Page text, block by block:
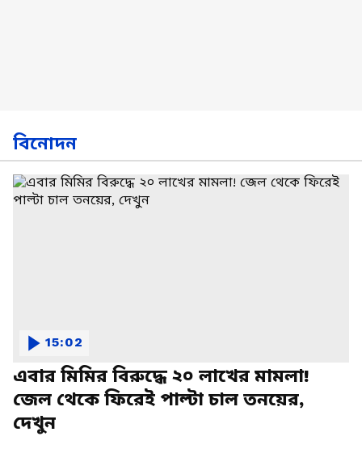
বিনোদন
এবার মিমির বিরুদ্ধে ২০ লাখের মামলা!
জেল থেকে ফিরেই পাল্টা চাল তনয়ের,
দেখুন
15:02